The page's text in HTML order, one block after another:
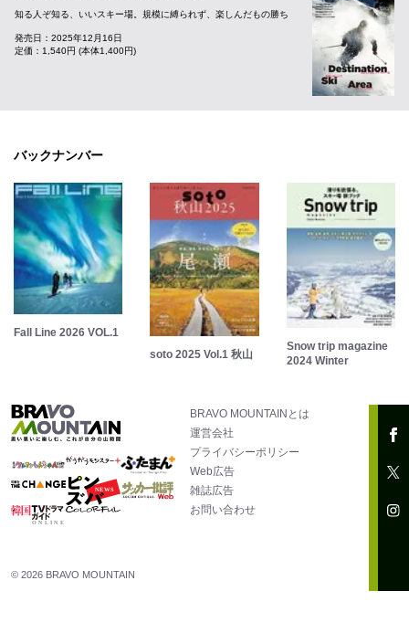
知る人ぞ知る、いいスキー場。規模に縛られず、楽しんだもの勝ち
発売日：2025年12月16日
定価：1,540円 (本体1,400円)
バックナンバー
Fall Line 2026 VOL.1
soto 2025 Vol.1 秋山
Snow trip magazine
2024 Winter
BRAVO MOUNTAINとは
運営会社
プライバシーポリシー
Web広告
雑誌広告
お問い合わせ
© 2026 BRAVO MOUNTAIN